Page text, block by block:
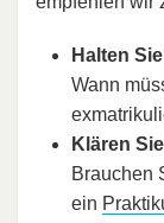
Halten
Wann
Klären
Brauchen
ein